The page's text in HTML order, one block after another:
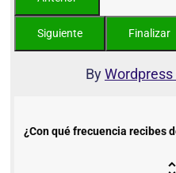
By
¿Con qué frecuencia recibes